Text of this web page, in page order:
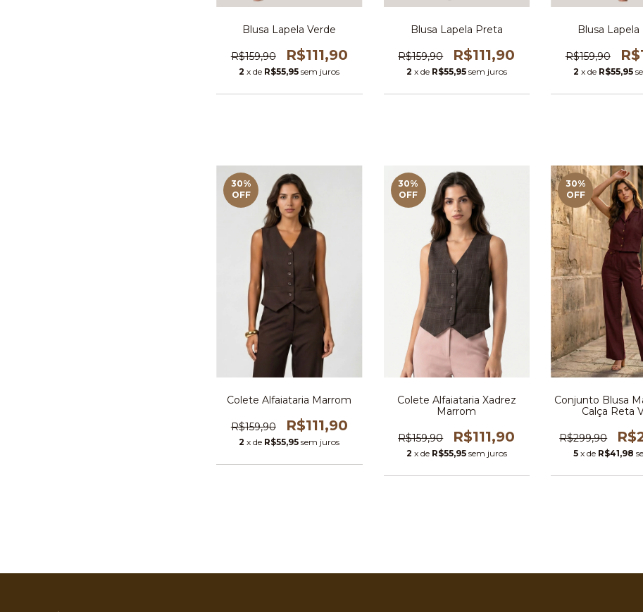
Blusa Lapela Verde
R$159,90 R$111,90
2 x de R$55,95 sem juros
Blusa Lapela Preta
R$159,90 R$111,90
2 x de R$55,95 sem juros
Blusa
R$159,90
2 x de R$55,95
30%
OFF
Colete Alfaiataria Marrom
R$159,90 R$111,90
2 x de R$55,95 sem juros
30%
OFF
Colete Alfaiataria Xadrez
Marrom
R$159,90 R$111,90
2 x de R$55,95 sem juros
30%
OFF
Conjunto Blusa
Calça Reta
R$299,90
5 x de R$41,98